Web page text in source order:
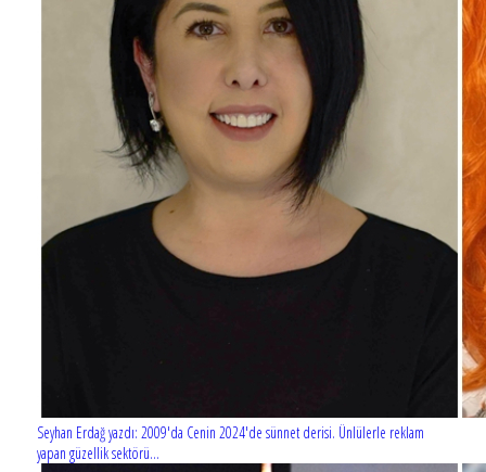
Seyhan Erdağ yazdı: 2009'da Cenin 2024'de sünnet derisi. Ünlülerle reklam
yapan güzellik sektörü...